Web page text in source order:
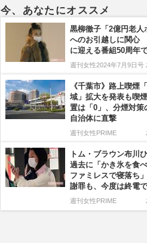
今、あなたにオススメ
黒柳徹子「2億円老人
へのお引越しに関心
に迎える番組50周年
週刊女性2024年7月9日号
《千葉市》路上喫煙
域」拡大を発表も喫
置は「0」、分煙対策
自治体に直撃
週刊女性PRIME
トム・ブラウン布川ひ
過去に「かき氷を食
ファミレスで寝落ち
謝罪も、今度は終電
週刊女性PRIME